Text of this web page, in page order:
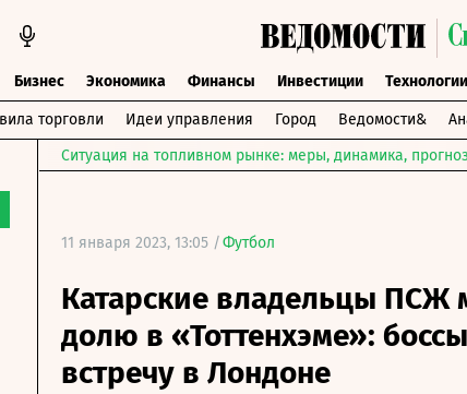
Бизнес Экономика Финансы Инвестиции Технологии
торговли Идеи управления Город Ведомости&
Ситуация на топливном рынке: меры, динамика,
11 января 2023, 13:05 /Футбол
Катарские владельцы ПСЖ
долю в «Тоттенхэме»:
встречу в Лондоне